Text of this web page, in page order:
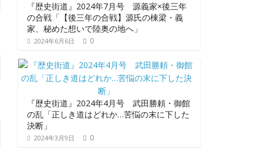
『歴史街道』2024年7月号 源義家×後三年
の合戦「【後三年の合戦】源氏の棟梁・義
家、秘めた想いで陸奥の地へ」
2024年6月6日 0
『歴史街道』2024年4月号 武田勝頼・御館
の乱「正しき道はどれか…苦悩の末に下した
決断」
2024年3月9日 0